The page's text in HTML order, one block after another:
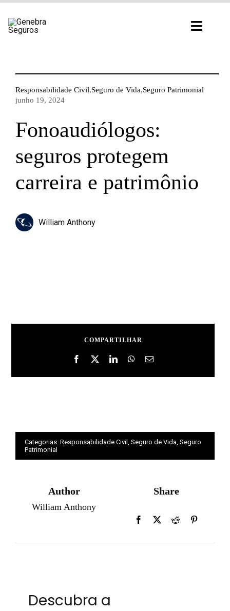
para
Responsabilidade Civil,Seguro de Vida,Seguro Patrimonial
junho 19, 2024
Fonoaudiólogos:
seguros protegem
carreira e patrimônio
William Anthony
COMPARTILHAR
Categorias: Responsabilidade Civil , Seguro de Vida, Seguro
Patrimonial
Author
William Anthony
Share
Descubra a